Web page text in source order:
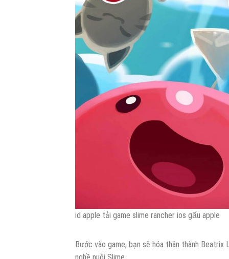
id apple tải game slime rancher ios gấu apple
Bước vào game, bạn sẽ hóa thân thành
nghề nuôi Slime.